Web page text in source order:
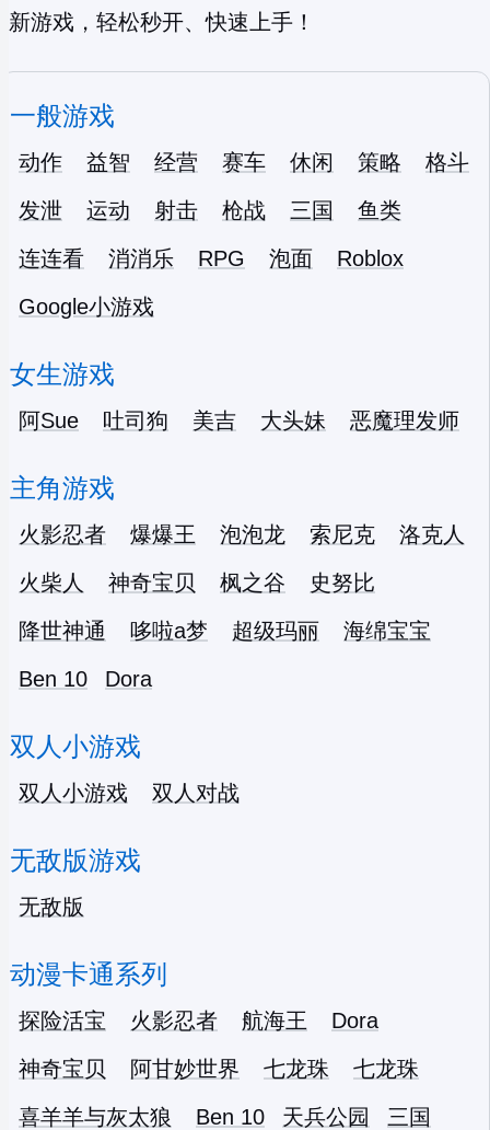
新游戏，轻松秒开、快速上手！
一般游戏
动作 益智 经营 赛车 休闲 策略
格斗
发泄
运动 射击 枪战 三国
鱼类
连连看
消消乐 RPG 泡面
Roblox
Google小游戏
女生游戏
阿Sue 吐司狗 美吉 大头妹 恶魔理发师
主角游戏
火影忍者 爆爆王 泡泡龙 索尼克
洛克人
火柴人
神奇宝贝 枫之谷
史努比
降世神通
哆啦a梦 超级玛丽
海绵宝宝
Ben 10
Dora
双人小游戏
双人小游戏 双人对战
无敌版游戏
无敌版
动漫卡通系列
探险活宝 火影忍者 航海王
Dora
神奇宝贝
阿甘妙世界 七龙珠
七龙珠
喜羊羊与灰太狼
Ben 10 天兵公园
三国